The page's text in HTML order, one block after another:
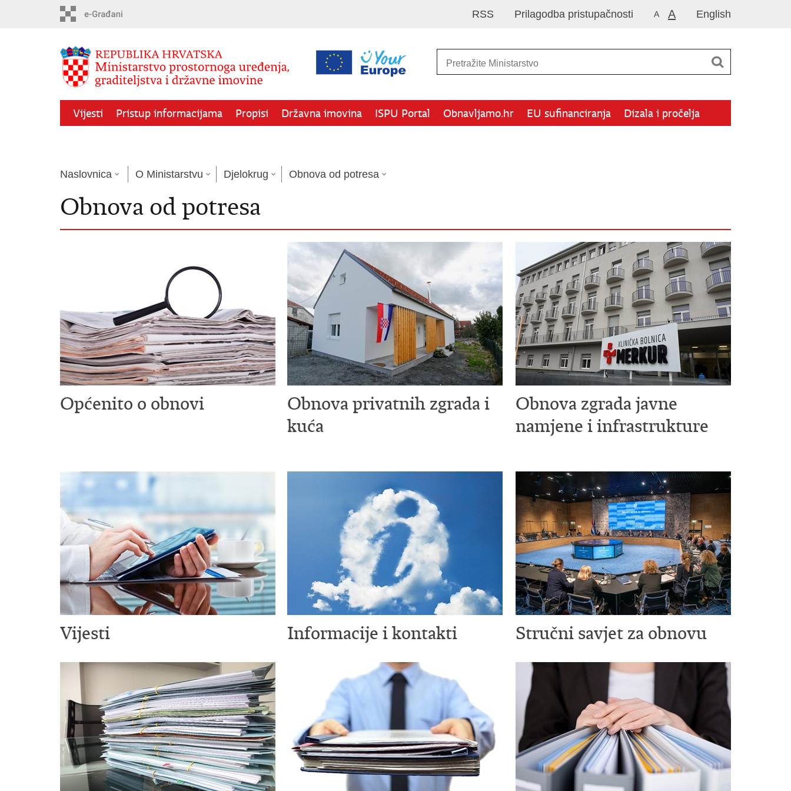
English
A A
Prilagodba pristupačnosti
RSS
Vijesti Pristup informacijama Propisi Državna imovina ISPU Portal Obnavljamo.hr EU sufinanciranja
Dizala i pročelja
Naslovnica O Ministarstvu Djelokrug Obnova od potresa
Obnova od potresa
Općenito o obnovi
Obnova privatnih zgrada i
kuća
Obnova zgrada javne
namjene i infrastrukture
Vijesti Informacije i kontakti Stručni savjet za obnovu